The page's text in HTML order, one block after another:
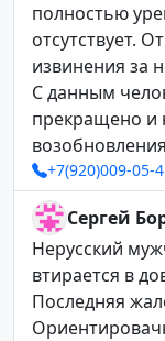
полностью
отсутствует.
извинения за
С данным
прекращено и
+7(920)009-05-
Сергей
Нерусский
втирается в
Последняя